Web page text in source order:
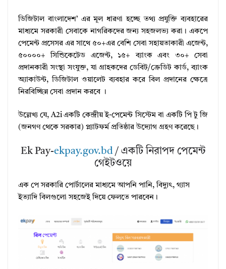
ডিজিটাল বাংলাদেশ’ এর মূল ধারণা হচ্ছে তথ্য প্রযুক্তি ব্যবহারের
মাধ্যমে সরকারী সেবাকে নাগরিকদের জন্য সহজলভ্য করা। একপে
পেমেন্ট প্রসেসর এর সাথে ৫০+এর বেশি সেবা সহায়তাকারী এজেন্ট,
৫০০০০+ সিন্ডিকেটেড এজেন্ট, ১৫+ ব্যাংক এবং ৩০+ সেবা
প্রদানকারী সংস্থা সংযুক্ত, যা গ্রাহকদের ডেবিট/ক্রেডিট কার্ড, ব্যাংক
অ্যাকাউন্ট, ডিজিটাল ওয়ালেট ব্যবহার করে বিল প্রদানের ক্ষেত্রে
নিরবিচ্ছিন্ন সেবা প্রদান করবে ।
উল্লেখ্য যে, A2i একটি কেন্দ্রীয় ই-পেমেন্ট সিস্টেম বা একটি পি টু জি
(জনগণ থেকে সরকার) প্ল্যাটফর্ম প্রতিষ্ঠার উদ্যোগ গ্রহণ করেছে।
Ek Pay-ekpay.gov.bd/ একটি নিরাপদ পেমেন্ট
গেইটওয়ে
এক পে সরকারি পোর্টালের মাধ্যমে আপনি পানি, বিদ্যুৎ, গ্যাস
ইত্যাদি বিলগুলো সহজেই দিয়ে ফেলতে পারবেন।